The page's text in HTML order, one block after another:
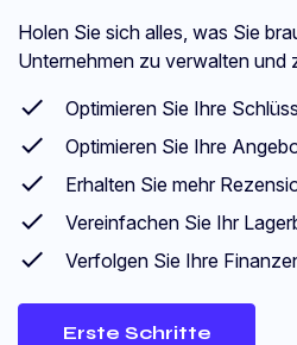
Holen Sie sich alles, was Sie
Unternehmen zu verwalten und
Optimieren Sie Ihre
Optimieren Sie Ihre
Erhalten Sie mehr
Vereinfachen Sie Ihr
Verfolgen Sie Ihre
Erste Schritte